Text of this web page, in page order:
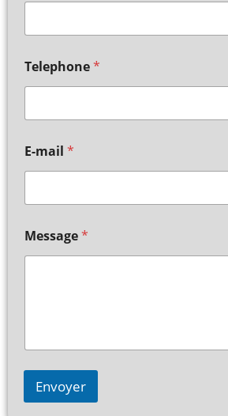
Telephone*
E-mail *
Message*
Envoyer